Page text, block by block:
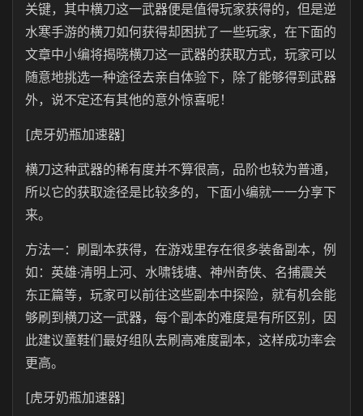
关键，其中横刀这一武器便是值得玩家获得的，但是逆
水寒手游的横刀如何获得却困扰了一些玩家，在下面的
文章中小编将揭晓横刀这一武器的获取方式，玩家可以
随意地挑选一种途径去亲自体验下，除了能够得到武器
外，说不定还有其他的意外惊喜呢！
[虎牙奶瓶加速器]
横刀这种武器的稀有度并不算很高，品阶也较为普通，
所以它的获取途径是比较多的，下面小编就一一分享下
来。
方法一：刷副本获得，在游戏里存在很多装备副本，例
如：英雄·清明上河、水啸钱塘、神州奇侠、名捕震关
东正篇等，玩家可以前往这些副本中探险，就有机会能
够刷到横刀这一武器，每个副本的难度是有所区别，因
此建议童鞋们最好组队去刷高难度副本，这样成功率会
更高。
[虎牙奶瓶加速器]